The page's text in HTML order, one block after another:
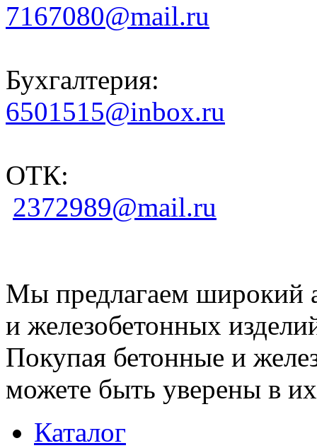
7167080@mail.ru
Бухгалтерия:
6501515@inbox.ru
ОТК:
2372989@mail.ru
Мы предлагаем широкий
и железобетонных
Покупая бетонные и
можете быть уверены в их
Каталог